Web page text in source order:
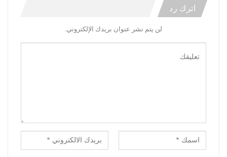
اترك رد
لن يتم نشر عنوان بريدك الإلكتروني.